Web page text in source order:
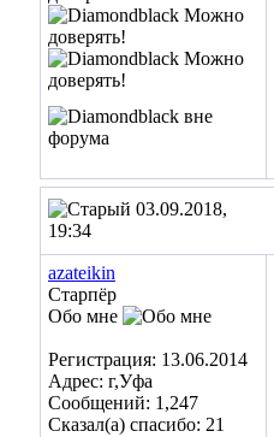
03.09.2018,
19:34
azateikin
Старпёр
Обо мне
Регистрация: 13.06.2014
Адрес: г,Уфа
Сообщений: 1,247
Сказал(а) спасибо: 21